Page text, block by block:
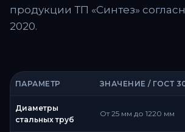
продукции ТП «Синтез»
2020.
ПАРАМЕТР ЗНАЧЕНИЕ / ГОСТ
Диаметры
стальных труб
От 25 мм до 1220 мм